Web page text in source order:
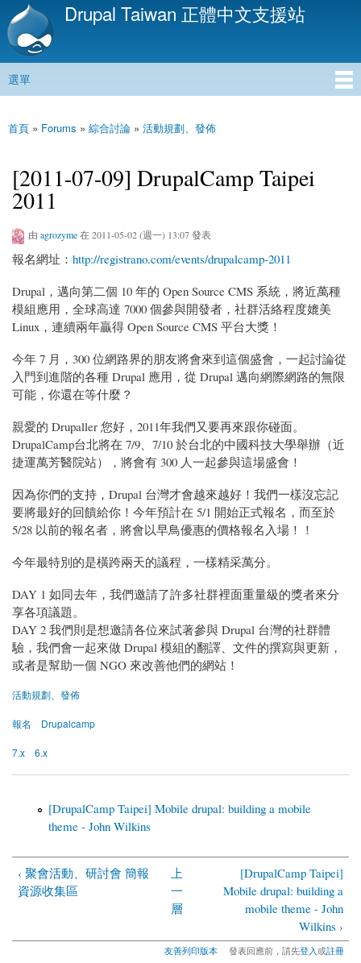
移
內
Drupal Taiwan 正體中文支援站
主選單
選單
您在這裡
首頁 » Forums » 綜合討論 » 活動規劃、發佈
[2011-07-09] DrupalCamp Taipei
2011
由 agrozyme在 2011-05-02 (週一) 13:07 發表
報名網址： http://registrano.com/events/drupalcamp-2011
Drupal，邁向第二個 10 年的 Open Source CMS 系統，將近萬種
模組應用，全球高達 7000 個參與開發者，社群活絡程度媲美
Linux，連續兩年贏得 Open Source CMS 平台大獎！
今年 7 月，300 位網路界的朋友將會來到這個盛會，一起討論從
入門到進階的各種 Drupal 應用，從 Drupal 邁向網際網路的無限
可能，你還在等什麼？
親愛的 Drupaller 您好，2011年我們又要再來跟你碰面。
DrupalCamp台北將在 7/9、7/10 於台北的中國科技大學舉辦（近
捷運萬芳醫院站），將會有 300 人一起參與這場盛會！
因為你們的支持，Drupal 台灣才會越來越好！我們一樣沒忘記
要將最好的回饋給你！今年預計在 5/1 開始正式報名，而至於
5/28 以前的報名者，將會以早鳥優惠的價格報名入場！！
今年最特別的是橫跨兩天的議程，一樣精采萬分。
DAY 1 如同去年，我們邀請了許多社群裡面重量級的獎者來分
享各項議題。
DAY 2 我們則是想邀請各位來試著參與 Drupal 台灣的社群體
驗，我們會一起來做 Drupal 模組的翻譯、文件的撰寫與更新，
或者是幫助一個 NGO 來改善他們的網站！
活動規劃、發佈
報名 Drupalcamp
7.x 6.x
[DrupalCamp Taipei] Mobile drupal: building a mobile
theme - John Wilkins
‹ 聚會活動、研討會 簡報
資源收集區
上
一
層
[DrupalCamp Taipei]
Mobile drupal: building a
mobile theme - John
Wilkins ›
友善列印版本 發表回應前，請先登入或註冊